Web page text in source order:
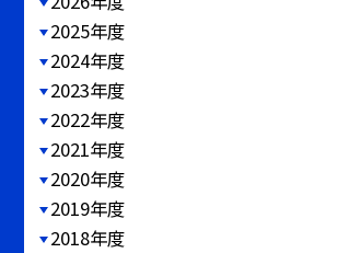
2025年度
2024年度
2023年度
2022年度
2021年度
2020年度
2019年度
2018年度